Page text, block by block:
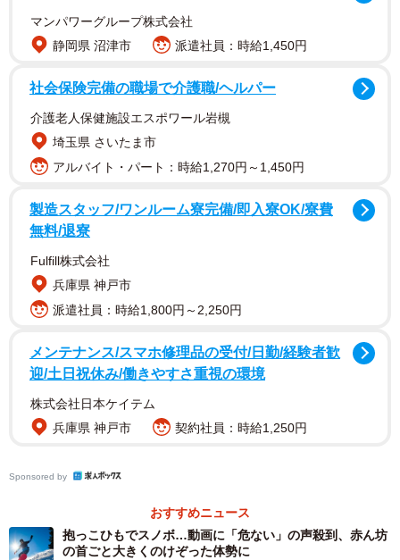
18歳〜39歳の男女各500人（計1000人）を対象に、2026年
2月にインターネット上で実施されました。
子どもとのドライブでは、どのようなことに困っているか※複数回答形
式（提供画像）
まず、未就学の子どもがいる人341人に「子どもとのドライ
「子どもが室内を汚す」（21.7%）が最も多く、次に「子
どものぐずり」「子どもの様子が気になる」（同率
マンパワーグループ株式会社
静岡県 沼津市
派遣社員：時給1,450円
社会保険完備の職場で介護職/ヘルパー
介護老人保健施設エスポワール岩槻
埼玉県 さいたま市
アルバイト・パート：時給1,270円～1,450円
製造スタッフ/ワンルーム寮完備/即入寮OK/寮費
無料/退寮
Fulfill株式会社
兵庫県 神戸市
派遣社員：時給1,800円～2,250円
メンテナンス/スマホ修理品の受付/日勤/経験者歓
迎/土日祝休み/働きやすさ重視の環境
株式会社日本ケイテム
兵庫県 神戸市
契約社員：時給1,250円
Sponsored by
おすすめニュース
抱っこひもでスノボ…動画に「危ない」の声殺到、赤ん坊
の首ごと大きくのけぞった体勢に